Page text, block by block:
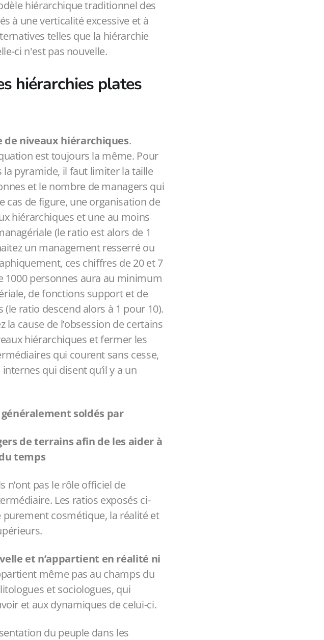
hiérarchique traditionnel des
à une verticalité excessive et à
telles que la hiérarchie
ci n'est pas nouvelle.
hiérarchies plates
de niveaux hiérarchiques.
est toujours la même. Pour
la pyramide, il faut limiter la taille
et le nombre de managers qui
cas de figure, une organisation de
hiérarchiques et une au moins
(le ratio est alors de 1
un management resserré ou
ces chiffres de 20 et 7
personnes aura au minimum
de fonctions support et de
ratio descend alors à 1 pour 10).
cause de l’obsession de certains
hiérarchiques et fermer les
qui courent sans cesse,
qui disent qu’il y a un
soldés par
de terrains afin de les aider à
temps
n’ont pas le rôle officiel de
Les ratios exposés ci-
cosmétique, la réalité et
et n’appartient en réalité ni
même pas au champs du
et sociologues, qui
et aux dynamiques de celui-ci.
du peuple dans les